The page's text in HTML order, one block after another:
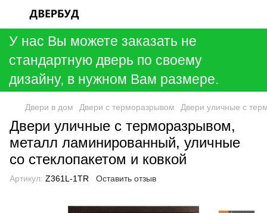
У нас Вы можете заказать не
стандартную дверь по своему
дизайну, в нужном Вам размере.
Двери в дом Двери с терморазрывом Двери уличные с
Двери уличные с терморазрывом,
металл ламинированный, уличные
со стеклопакетом и ковкой
Артикул: Z361L-1TR Оставить отзыв